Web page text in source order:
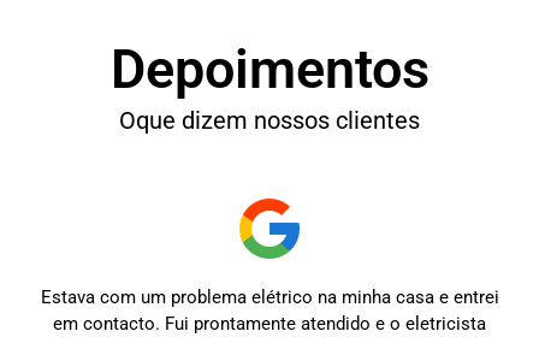
Depoimentos
Oque dizem nossos clientes
Estava com um problema elétrico na minha casa e entrei
em contacto. Fui prontamente atendido e o eletricista